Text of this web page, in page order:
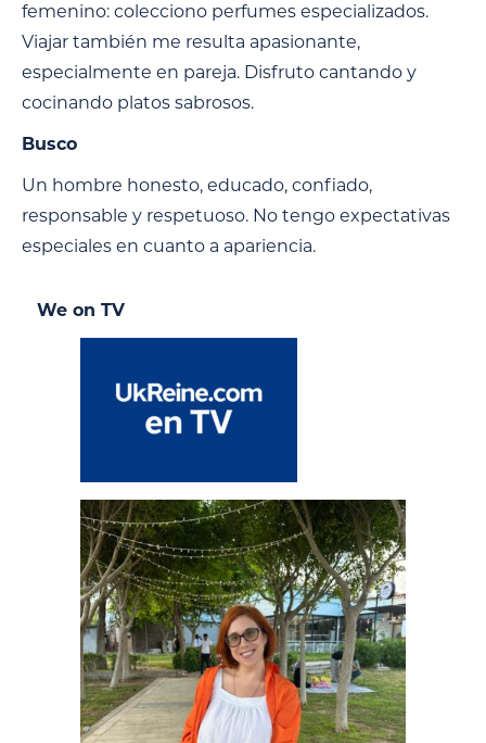
femenino: colecciono perfumes especializados.
Viajar también me resulta apasionante,
especialmente en pareja. Disfruto cantando y
cocinando platos sabrosos.
Busco
Un hombre honesto, educado, confiado,
responsable y respetuoso. No tengo expectativas
especiales en cuanto a apariencia.
We on TV